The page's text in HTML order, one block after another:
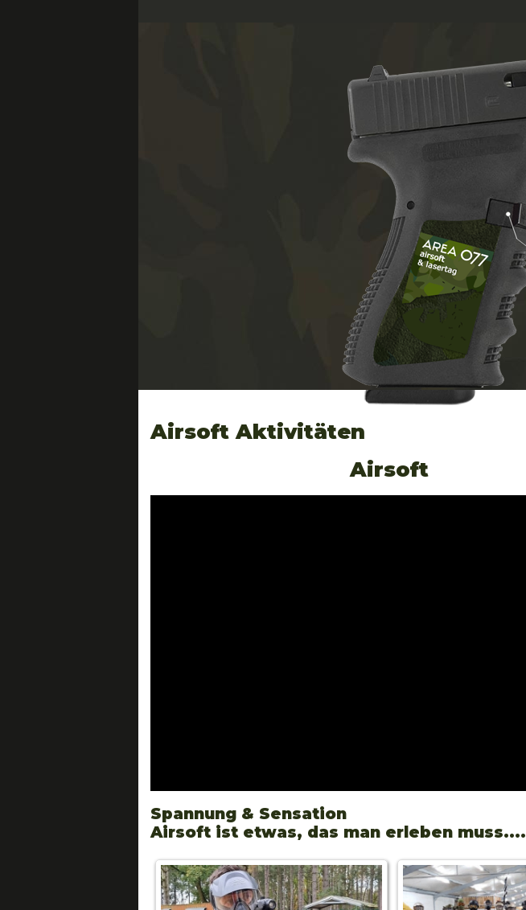
HOME
AREA 077
MITGLIEDER
FAQ
CONTACT
Airsoft Aktivitäten
Airsoft
Spannung & Sensation
Airsoft ist etwas, das man erleben muss....